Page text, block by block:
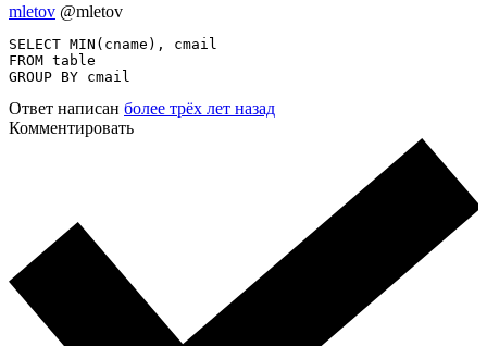
mletov @mletov
SELECT MIN(cname), cmail
FROM table
GROUP BY cmail
Ответ написан более трёх лет назад
Комментировать